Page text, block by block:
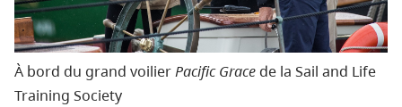
À bord du grand voilierPacific Gracede la Sail and Life
Training Society